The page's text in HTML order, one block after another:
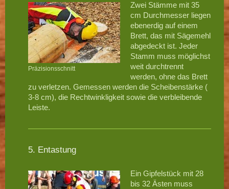
Präzisionsschnitt
Zwei Stämme mit 35
cm Durchmesser liegen
ebenerdig auf einem
Brett, das mit Sägemehl
abgedeckt ist. Jeder
Stamm muss möglichst
weit durchtrennt
werden, ohne das Brett
zu verletzen. Gemessen werden die Scheibenstärke (
3-8 cm), die Rechtwinkligkeit sowie die verbleibende
Leiste.
5. Entastung
Ein Gipfelstück mit 28
bis 32 Ästen muss